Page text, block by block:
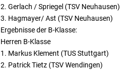
2. Gerlach / Spriegel (TSV Neuhausen)
3. Hagmayer/ Ast (TSV Neuhausen)
Ergebnisse der B-Klasse:
Herren B-Klasse
1. Markus Klement (TUS Stuttgart)
2. Patrick Tietz (TSV Wendingen)